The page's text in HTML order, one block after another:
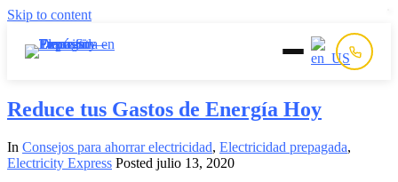
Skip to content
Inicio
Prepago
Reduce tus Gastos de Energía Hoy
In Consejos para ahorrar electricidad, Electricidad prepagada,
Electricity Express Posted julio 13, 2020